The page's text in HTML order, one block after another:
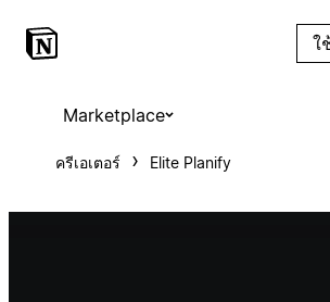
ใ
Marketplace
ครีเอเตอร์ Elite Planify